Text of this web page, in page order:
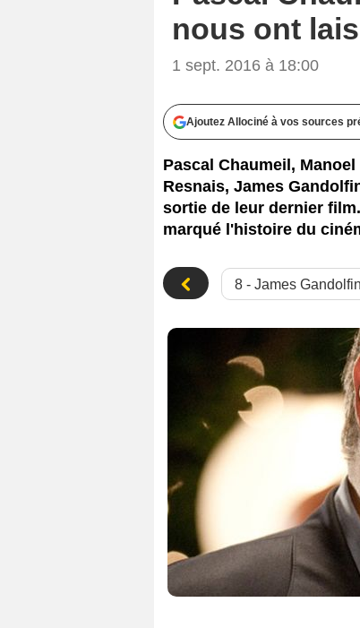
nous ont
1 sept. 2016 à 18:00
Ajoutez Allociné à vos sources
Pascal Chaumeil,
Resnais, James
sortie de leur dernier
marqué l'histoire du